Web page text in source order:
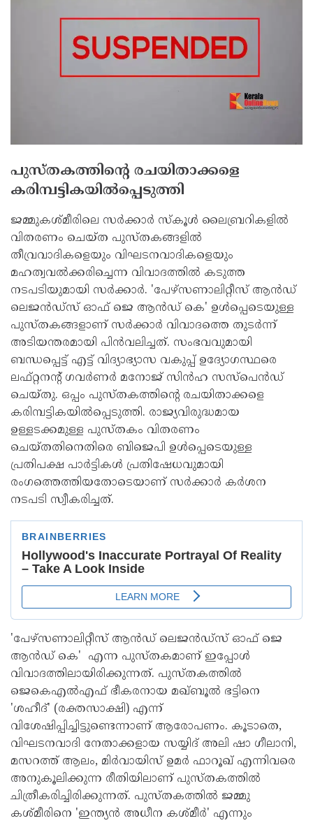
പുസ്തകത്തിന്റെ രചയിതാക്കളെ
കരിമ്പട്ടികയില്‍പ്പെടുത്തി
ജമ്മുകശ്മീരിലെ സര്‍ക്കാര്‍ സ്‌കൂള്‍ ലൈബ്രറികളില്‍
വിതരണം ചെയ്ത പുസ്തകങ്ങളില്‍
തീവ്രവാദികളെയും വിഘടനവാദികളെയും
മഹത്വവല്‍ക്കരിച്ചെന്ന വിവാദത്തില്‍ കടുത്ത
നടപടിയുമായി സര്‍ക്കാര്‍. 'പേഴ്‌സണാലിറ്റീസ് ആന്‍ഡ്
ലെജന്‍ഡ്‌സ് ഓഫ് ജെ ആന്‍ഡ് കെ' ഉള്‍പ്പെടെയുള്ള
പുസ്തകങ്ങളാണ് സര്‍ക്കാര്‍ വിവാദത്തെ തുടര്‍ന്ന്
അടിയന്തരമായി പിന്‍വലിച്ചത്. സംഭവവുമായി
ബന്ധപ്പെട്ട് എട്ട് വിദ്യാഭ്യാസ വകുപ്പ് ഉദ്യോഗസ്ഥരെ
ലഫ്റ്റനന്റ് ഗവര്‍ണര്‍ മനോജ് സിന്‍ഹ സസ്പെന്‍ഡ്
ചെയ്തു. ഒപ്പം പുസ്തകത്തിന്റെ രചയിതാക്കളെ
കരിമ്പട്ടികയില്‍പ്പെടുത്തി. രാജ്യവിരുദ്ധമായ
ഉള്ളടക്കമുള്ള പുസ്തകം വിതരണം
ചെയ്തതിനെതിരെ ബിജെപി ഉള്‍പ്പെടെയുള്ള
പ്രതിപക്ഷ പാര്‍ട്ടികള്‍ പ്രതിഷേധവുമായി
രംഗത്തെത്തിയതോടെയാണ് സര്‍ക്കാര്‍ കര്‍ശന
നടപടി സ്വീകരിച്ചത്.
'പേഴ്‌സണാലിറ്റീസ് ആന്‍ഡ് ലെജന്‍ഡ്‌സ് ഓഫ് ജെ
ആന്‍ഡ് കെ' എന്ന പുസ്തകമാണ് ഇപ്പോള്‍
വിവാദത്തിലായിരിക്കുന്നത്. പുസ്തകത്തില്‍
ജെകെഎല്‍എഫ് ഭീകരനായ മഖ്ബൂല്‍ ഭട്ടിനെ
'ശഹീദ്' (രക്തസാക്ഷി) എന്ന്
വിശേഷിപ്പിച്ചിട്ടുണ്ടെന്നാണ് ആരോപണം. കൂടാതെ,
വിഘടനവാദി നേതാക്കളായ സയ്യിദ് അലി ഷാ ഗീലാനി,
മസറത്ത് ആലം, മിര്‍വായിസ് ഉമര്‍ ഫാറൂഖ് എന്നിവരെ
അനുകൂലിക്കുന്ന രീതിയിലാണ് പുസ്തകത്തില്‍
ചിത്രീകരിച്ചിരിക്കുന്നത്. പുസ്തകത്തില്‍ ജമ്മു
കശ്മീരിനെ 'ഇന്ത്യന്‍ അധീന കശ്മീര്‍' എന്നും